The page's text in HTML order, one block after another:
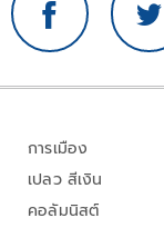
การเมือง
เปลว สีเงิน
คอลัมนิสต์